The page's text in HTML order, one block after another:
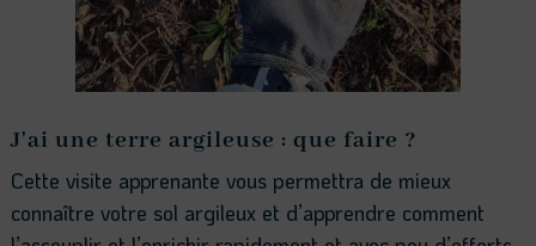
J'ai une terre argileuse : que faire ?
Cette visite apprenante vous permettra de mieux
connaître votre sol argileux et d’apprendre comment